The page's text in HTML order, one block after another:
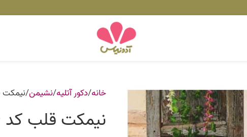
خانه دکور آتلیه نشیمن نیمکت
نیمکت قلب کد 124